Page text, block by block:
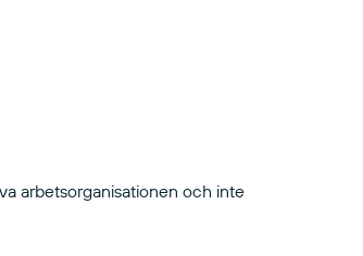
arbetsorganisationen och inte